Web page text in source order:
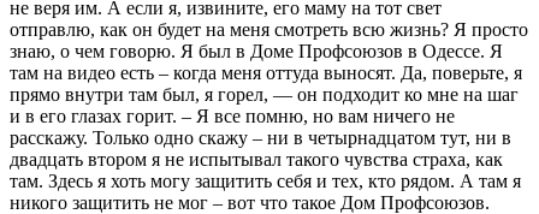
не веря им. А если я, извините, его маму на тот свет
отправлю, как он будет на меня смотреть всю жизнь? Я просто
знаю, о чем говорю. Я был в Доме Профсоюзов в Одессе. Я
там на видео есть – когда меня оттуда выносят. Да, поверьте, я
прямо внутри там был, я горел, — он подходит ко мне на шаг
и в его глазах горит. – Я все помню, но вам ничего не
расскажу. Только одно скажу – ни в четырнадцатом тут, ни в
двадцать втором я не испытывал такого чувства страха, как
там. Здесь я хоть могу защитить себя и тех, кто рядом. А там я
никого защитить не мог – вот что такое Дом Профсоюзов.